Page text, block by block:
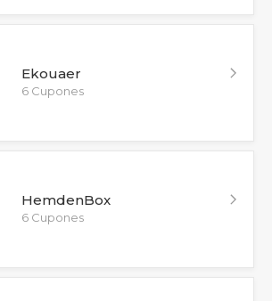
Ekouaer
6 Cupones
HemdenBox
6 Cupones